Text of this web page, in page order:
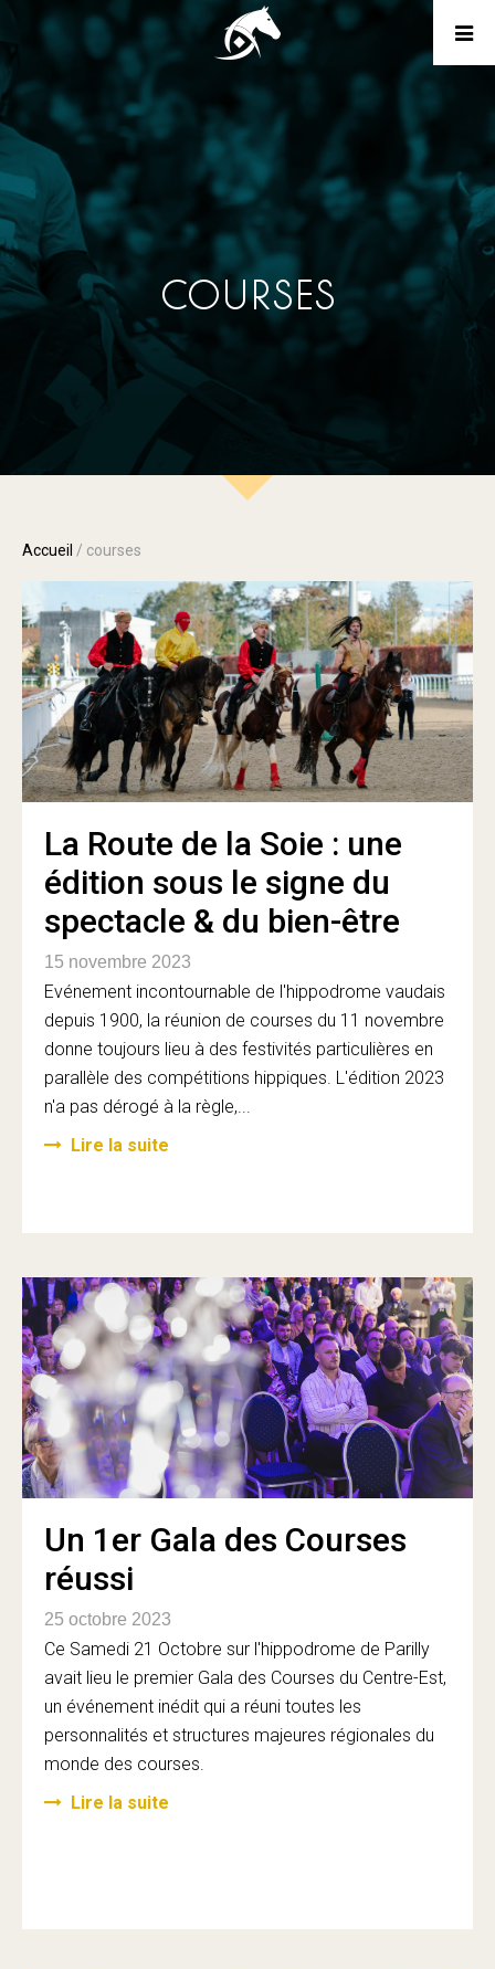
COURSES
Accueil / courses
La Route de la Soie : une
édition sous le signe du
spectacle & du bien-être
15 novembre 2023
Evénement incontournable de l'hippodrome vaudais
depuis 1900, la réunion de courses du 11 novembre
donne toujours lieu à des festivités particulières en
parallèle des compétitions hippiques. L'édition 2023
n'a pas dérogé à la règle,...
Lire la suite
Un 1er Gala des Courses
réussi
25 octobre 2023
Ce Samedi 21 Octobre sur l'hippodrome de Parilly
avait lieu le premier Gala des Courses du Centre-Est,
un événement inédit qui a réuni toutes les
personnalités et structures majeures régionales du
monde des courses.
Lire la suite